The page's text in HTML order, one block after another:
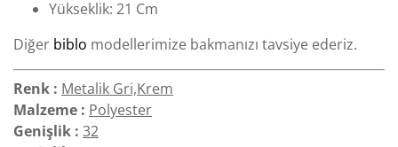
Yükseklik: 21 Cm
Diğer biblo modellerimize bakmanızı tavsiye ederiz.
Renk : Metalik Gri,Krem
Malzeme : Polyester
Genişlik : 32